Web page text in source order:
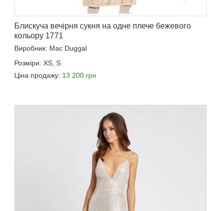
Блискуча вечірня сукня на одне плече бежевого
кольору 1771
Виробник: Mac Duggal
Розміри: XS, S
Ціна продажу: 13 200 грн